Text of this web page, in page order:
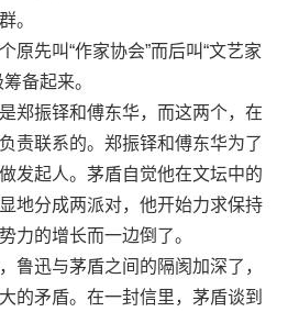
。
先叫“作家协会”而后叫“文艺家
备起来。
振铎和傅东华，而这两个，在
责联系的。郑振铎和傅东华为了
发起人。茅盾自觉他在文坛中的
地分成两派对，他开始力求保持
力的增长而一边倒了。
迅与茅盾之间的隔阂加深了，
的矛盾。在一封信里，茅盾谈到